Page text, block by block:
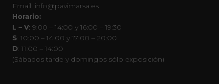
Email: info@pavimarsa.es
Horario:
L – V: 9:00 – 14:00 y 16:00 – 19:30
S: 10:00 – 14:00 y 17:00 – 20:00
D: 11:00 – 14:00
(Sábados tarde y domingos sólo exposición)